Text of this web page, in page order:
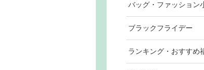
バッグ・ファッション
ブラックフライデー
ランキング・おすすめ